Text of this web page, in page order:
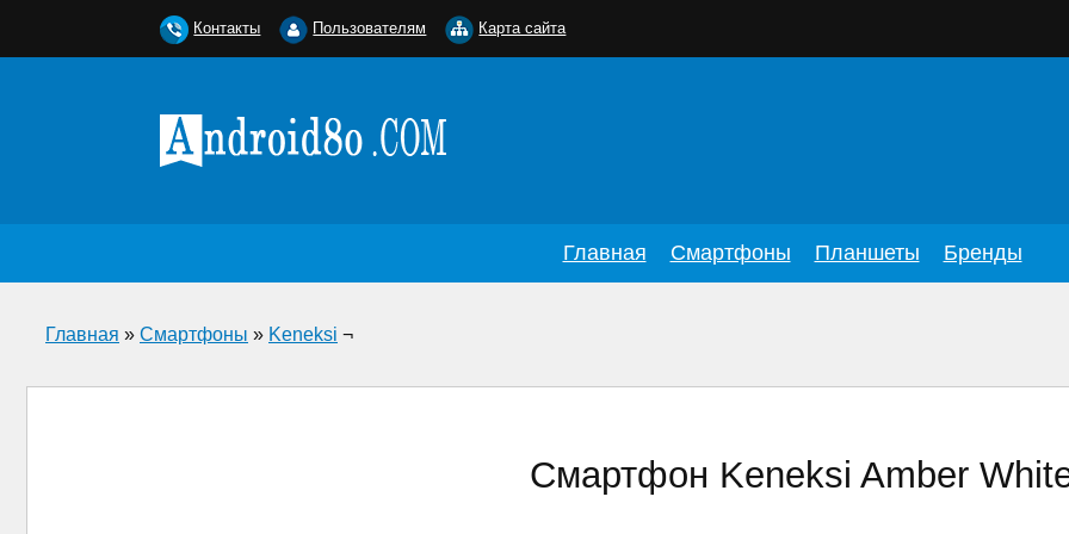
Главная Смартфоны Планшеты Бренды
Главная » Смартфоны » Keneksi ¬
Смартфон Keneksi Amber
Контакты Пользователям Карта сайта